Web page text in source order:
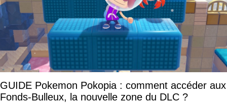
GUIDE Pokemon Pokopia : comment accéder aux
Fonds-Bulleux, la nouvelle zone du DLC ?